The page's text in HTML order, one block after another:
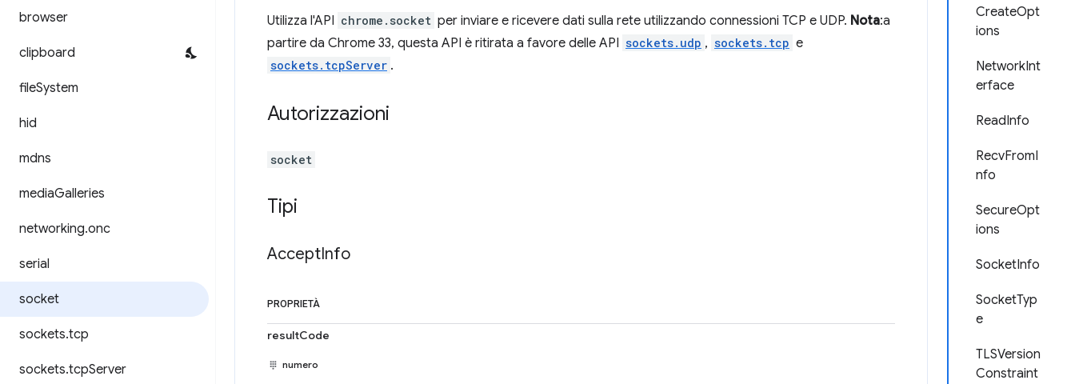
browser
clipboard
fileSystem
hid
mdns
mediaGalleries
networking.onc
serial
socket
sockets.tcp
sockets.tcpServer
CreateOpt
ions
NetworkInt
erface
ReadInfo
RecvFromI
nfo
SecureOpt
ions
SocketInfo
SocketTyp
e
TLSVersion
Constraint
Utilizza l'API chrome.socket per inviare e ricevere dati sulla rete utilizzando connessioni TCP e UDP. Nota:a
partire da Chrome 33, questa API è ritirata a favore delle API sockets.udp , sockets.tcp e
sockets.tcpServer .
Autorizzazioni
socket
Tipi
AcceptInfo
PROPRIETÀ
resultCode
numero